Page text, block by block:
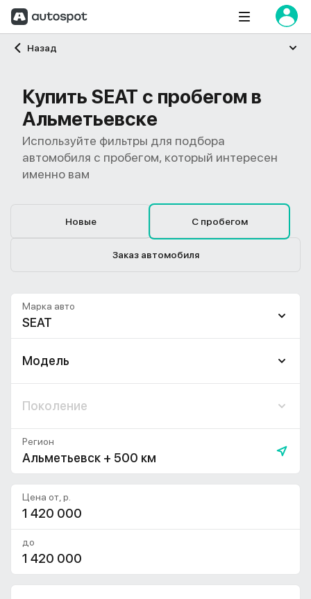
Назад
Главная
Купить SEAT с пробегом в
Альметьевске
Используйте фильтры для подбора
автомобиля с пробегом, который интересен
именно вам
Новые С пробегом
Заказ автомобиля
SEAT
Марка авто
Модель
Поколение
Альметьевск + 500 км
Регион
Цена от, р.
до